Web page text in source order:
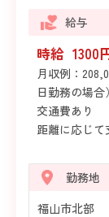
給与
時給 1300
月収例：
日勤務の場合）
交通費あり
距離に応じて
勤務地
福山市北部